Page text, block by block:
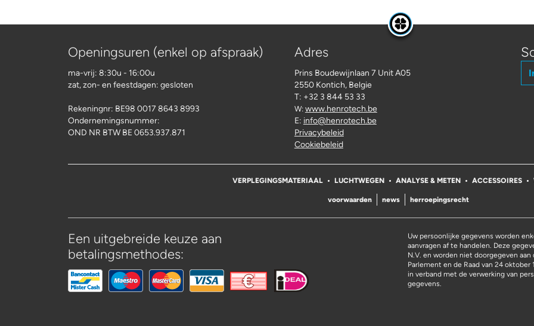
Openingsuren (enkel op afspraak)
ma-vrij: 8:30u - 16:00u
zat, zon- en feestdagen: gesloten
Rekeningnr: BE98 0017 8643 8993
Ondernemingsnummer:
OND NR BTW BE 0653.937.871
Adres
Prins Boudewijnlaan 7 Unit A05
2550 Kontich, Belgie
T: +32 3 844 53 33
W: www.henrotech.be
E: info@henrotech.be
Privacybeleid
Cookiebeleid
VERPLEGINGSMATERIAAL LUCHTWEGEN ANALYSE & METEN ACCESSOIRES
voorwaarden news herroepingsrecht
Een uitgebreide keuze aan
betalingsmethodes:
Uw persoonlijke gegevens worden
aanvragen af te handelen. Deze
N.V. en worden niet doorgegeven
Parlement en de Raad van 24
in verband met de verwerking van
gegevens.